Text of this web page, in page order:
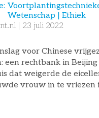
Wetenschap | Ethiek
23 juli 2022
voor Chinese
een rechtbank in
dat weigerde de
vrouw in te vriezen